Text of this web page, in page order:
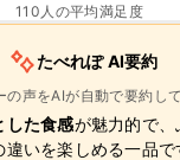
110 人の平均満足度
たべれぽ AI要約
の声をAIが自動で要約し
した食感が魅力的で、
いを楽しめる一品